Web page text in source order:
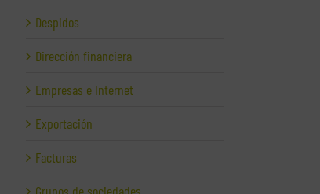
Despidos
Dirección financiera
Empresas e Internet
Exportación
Facturas
Grupos de sociedades